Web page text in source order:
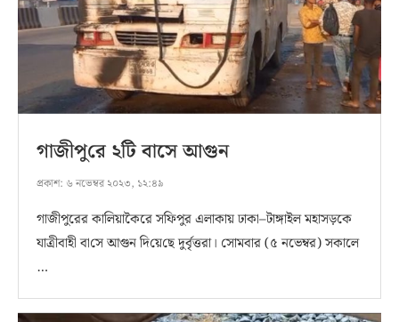
গাজীপু‌রে ২টি বাসে আগুন
প্রকাশ: ৬ নভেম্বর ২০২৩, ১২:৪৯
গাজীপুরের কালিয়াকৈরে সফিপুর এলাকায় ঢাকা–টাঙ্গাইল মহাসড়কে
যাত্রীবাহী বা‌সে আগুন দি‌য়ে‌ছে দুর্বৃত্তরা। সোমবার (৫ নভেম্বর) সকালে
…